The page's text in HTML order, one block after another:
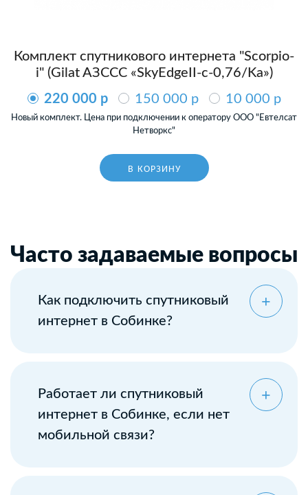
Комплект спутникового интернета "Scorpio-
i" (Gilat AЗССС «SkyEdgeII-c-0,76/Ka»)
220 000 p
150 000 p 10 000 p
Новый комплект. Цена при подключении к оператору ООО "Евтелсат
Нетворкс"
В КОРЗИНУ
Часто задаваемые вопросы
Как подключить спутниковый
интернет в Собинке?
Работает ли спутниковый
интернет в Собинке, если нет
мобильной связи?